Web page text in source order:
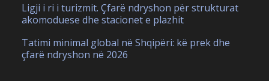
Ligji i ri i turizmit. Çfarë ndryshon për strukturat
akomoduese dhe stacionet e plazhit
Tatimi minimal global në Shqipëri: kë prek dhe
çfarë ndryshon në 2026